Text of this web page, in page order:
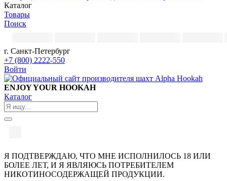
Каталог
Товары
Поиск
г. Санкт-Петербург
+7 (800) 2222-550
Войти
ENJOY YOUR HOOKAH
Каталог
Я ПОДТВЕРЖДАЮ, ЧТО МНЕ ИСПОЛНИЛОСЬ 18 ИЛИ
БОЛЕЕ ЛЕТ, И Я ЯВЛЯЮСЬ ПОТРЕБИТЕЛЕМ
НИКОТИНОСОДЕРЖАЩЕЙ ПРОДУКЦИИ.